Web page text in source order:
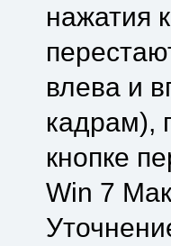
нажатия
влева и
кадрам),
кнопке
Win 7